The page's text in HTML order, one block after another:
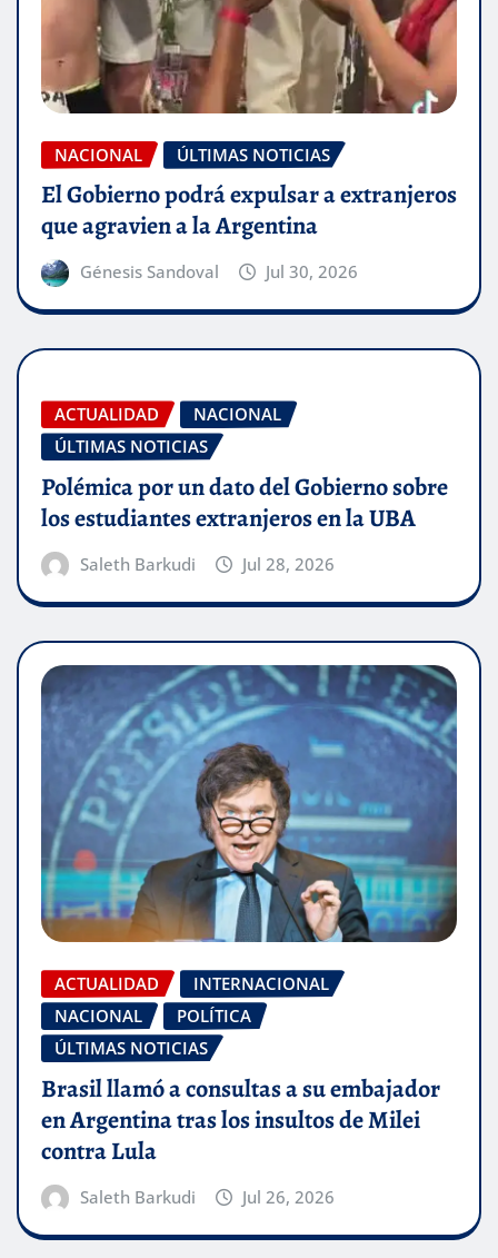
NACIONAL ÚLTIMAS NOTICIAS
El Gobierno podrá expulsar a extranjeros
que agravien a la Argentina
Génesis Sandoval Jul 30, 2026
ACTUALIDAD
NACIONAL
ÚLTIMAS NOTICIAS
Polémica por un dato del Gobierno sobre
los estudiantes extranjeros en la UBA
Saleth Barkudi Jul 28, 2026
ACTUALIDAD
INTERNACIONAL
NACIONAL
POLÍTICA
ÚLTIMAS NOTICIAS
Brasil llamó a consultas a su embajador
en Argentina tras los insultos de Milei
contra Lula
Saleth Barkudi Jul 26, 2026